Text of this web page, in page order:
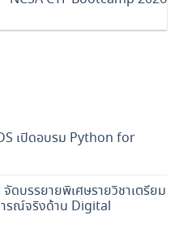
เปิดอบรม Python for
ดบรรยายพิเศษรายวิชาเตรียม
รณ์จริงด้าน Digital